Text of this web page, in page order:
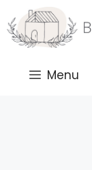
Saltar
al
contenido
Menu